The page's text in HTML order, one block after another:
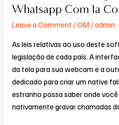
Whatsapp Com Ia
Leave a Comment /OM/admin
As leis relativas ao uso deste
legislação de cada país. A
da tela para sua webcam e a
dedicado para criar um native
estranho possa saber onde
nativamente gravar chamadas
Advertising
Vendasno
Whatsapp
Com
Ia
Conversacional